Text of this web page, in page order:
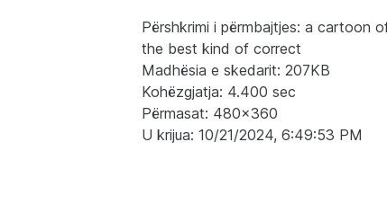
Përshkrimi i përmbajtjes: a cartoon
the best kind of correct
Madhësia e skedarit: 207KB
Kohëzgjatja: 4.400 sec
Përmasat: 480x360
U krijua: 10/21/2024, 6:49:53 PM